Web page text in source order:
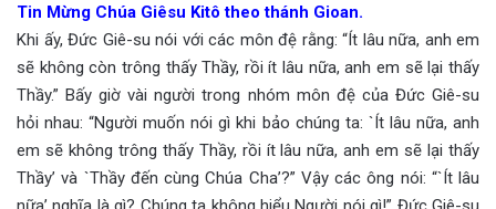
Tin Mừng Chúa Giêsu Kitô theo thánh Gioan.
Khi ấy, Đức Giê-su nói với các môn đệ rằng: “Ít lâu nữa, anh em
sẽ không còn trông thấy Thầy, rồi ít lâu nữa, anh em sẽ lại thấy
Thầy.” Bấy giờ vài người trong nhóm môn đệ của Đức Giê-su
hỏi nhau: “Người muốn nói gì khi bảo chúng ta: `Ít lâu nữa, anh
em sẽ không trông thấy Thầy, rồi ít lâu nữa, anh em sẽ lại thấy
Thầy’ và `Thầy đến cùng Chúa Cha’?” Vậy các ông nói: “`Ít lâu